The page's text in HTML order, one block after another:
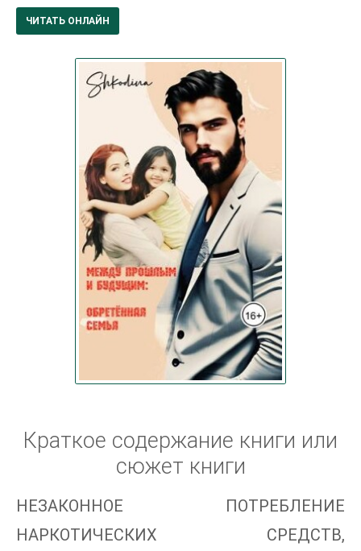
ЧИТАТЬ ОНЛАЙН
Краткое содержание книги или
сюжет книги
НЕЗАКОННОЕ ПОТРЕБЛЕНИЕ
НАРКОТИЧЕСКИХ СРЕДСТВ,